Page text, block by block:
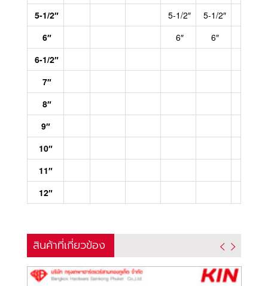
5-1/2″
5-1/2″
5-1/2″
6″
6″
6″
6-1/2″
7″
8″
9″
10″
11″
12″
สินค้าที่เกี่ยวข้อง